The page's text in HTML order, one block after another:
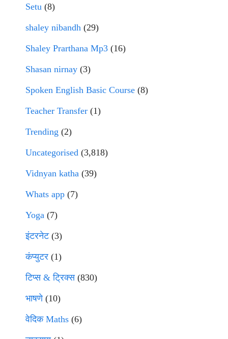
Setu (8)
shaley nibandh (29)
Shaley Prarthana Mp3 (16)
Shasan nirnay (3)
Spoken English Basic Course (8)
Teacher Transfer (1)
Trending (2)
Uncategorised (3,818)
Vidnyan katha (39)
Whats app (7)
Yoga (7)
इंटरनेट(3)
कंप्युटर (1)
टिप्स & ट्रिक्स(830)
भाषणे(10)
वेदिक Maths (6)